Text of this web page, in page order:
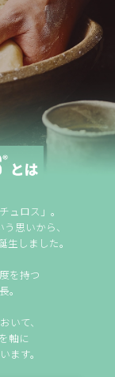
ュロス」。
思いから、
生しました。
を持つ
。
いて、
軸に
ます。